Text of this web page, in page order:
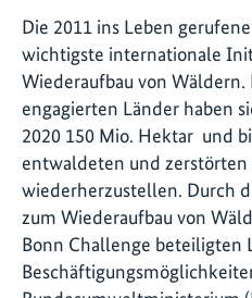
Die 2011 ins Leben
wichtigste internationale
Wiederaufbau von
engagierten Länder haben
2020 150 Mio. Hektar und
entwaldeten und
wiederherzustellen. Durch
zum Wiederaufbau von
Bonn Challenge beteiligten